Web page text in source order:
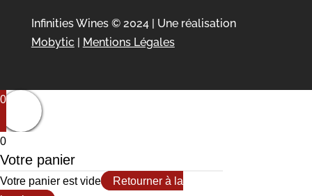
Infinities Wines © 2024 | Une réalisation
Mobytic | Mentions Légales
0
0
Votre panier
Votre panier est vide
Retourner à la